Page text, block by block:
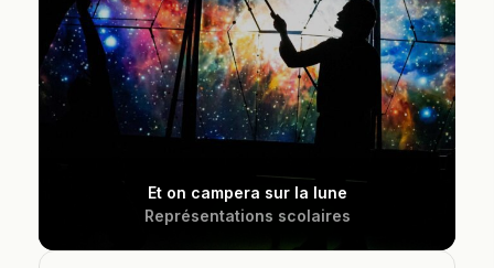
Et on campera sur la lune
Représentations scolaires